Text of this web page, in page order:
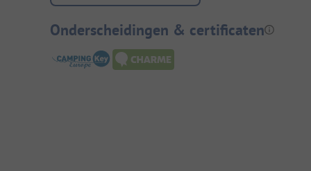
Onderscheidingen & certificaten